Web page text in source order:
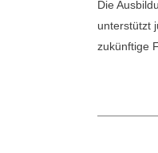
Die
unterstützt
zukünftige